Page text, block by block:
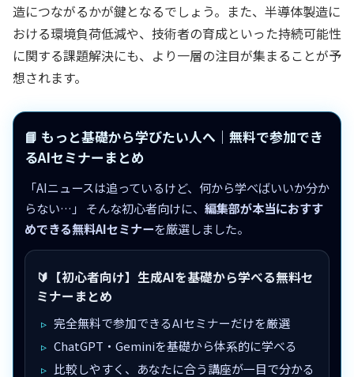
造につながるかが鍵となるでしょう。また、半導体製造に
おける環境負荷低減や、技術者の育成といった持続可能性
に関する課題解決にも、より一層の注目が集まることが予
想されます。
📘 もっと基礎から学びたい人へ｜無料で参加でき
るAIセミナーまとめ
「AIニュースは追っているけど、何から学べばいいか分か
らない…」 そんな初心者向けに、 編集部が本当におすす
めできる無料AIセミナーを厳選しました。
🔰【初心者向け】生成AIを基礎から学べる無料セ
ミナーまとめ
完全無料で参加できるAIセミナーだけを厳選
ChatGPT・Geminiを基礎から体系的に学べる
比較しやすく、あなたに合う講座が一目で分かる